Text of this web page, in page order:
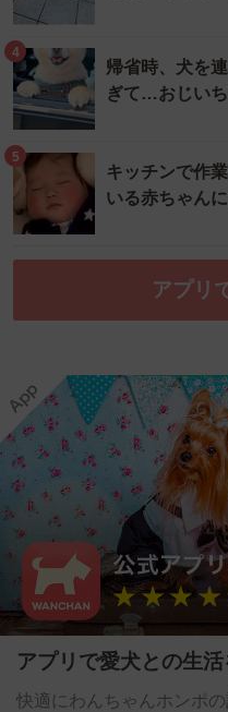
4
帰省時、犬を
ぎて…おじい
5
キッチンで作
いる赤ちゃん
アプリ
アプリで愛犬との生活
快適にわんちゃんホンポの